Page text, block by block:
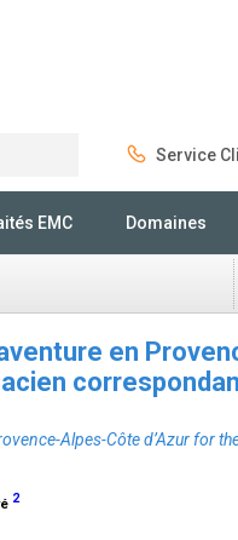
Service
EMC Domaines
en
Alpes-Côte d’Azur for
2